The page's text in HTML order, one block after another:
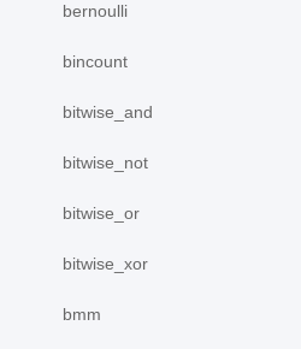
bernoulli
bincount
bitwise_and
bitwise_not
bitwise_or
bitwise_xor
bmm